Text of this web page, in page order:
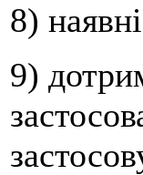
8)
9)